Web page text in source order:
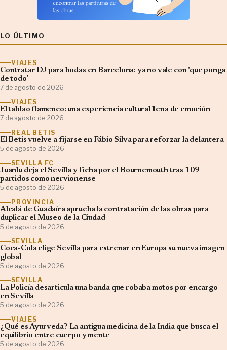
LO ÚLTIMO
VIAJES
Contratar DJ para bodas en Barcelona: ya no vale con 'que ponga
de todo'
7 de agosto de 2026
VIAJES
El tablao flamenco: una experiencia cultural llena de emoción
7 de agosto de 2026
REAL BETIS
El Betis vuelve a fijarse en Fábio Silva para reforzar la delantera
5 de agosto de 2026
SEVILLA FC
Juanlu deja el Sevilla y ficha por el Bournemouth tras 109
partidos como nervionense
5 de agosto de 2026
PROVINCIA
Alcalá de Guadaíra aprueba la contratación de las obras para
duplicar el Museo de la Ciudad
5 de agosto de 2026
SEVILLA
Coca-Cola elige Sevilla para estrenar en Europa su nueva imagen
global
5 de agosto de 2026
SEVILLA
La Policía desarticula una banda que robaba motos por encargo
en Sevilla
5 de agosto de 2026
VIAJES
¿Qué es Ayurveda? La antigua medicina de la India que busca el
equilibrio entre cuerpo y mente
5 de agosto de 2026